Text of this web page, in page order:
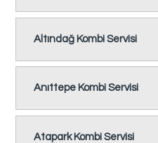
Altındağ Kombi Servisi
Anıttepe Kombi Servisi
Atapark Kombi Servisi